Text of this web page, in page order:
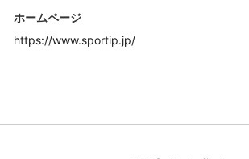
ホームページ
https://www.sportip.jp/